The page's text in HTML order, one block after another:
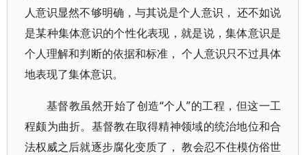
人意识显然不够明确，与其说是个人意识， 还不如说
是某种集体意识的个性化表现，就是说，集体意识是
个人理解和判断的依据和标准， 个人意识只不过具体
地表现了集体意识。
基督教虽然开始了创造“个人”的工程，但这一工
程颇为曲折。基督教在取得精神领域的统治地位和合
法权威之后就逐步腐化变质了， 教会忍不住模仿俗世